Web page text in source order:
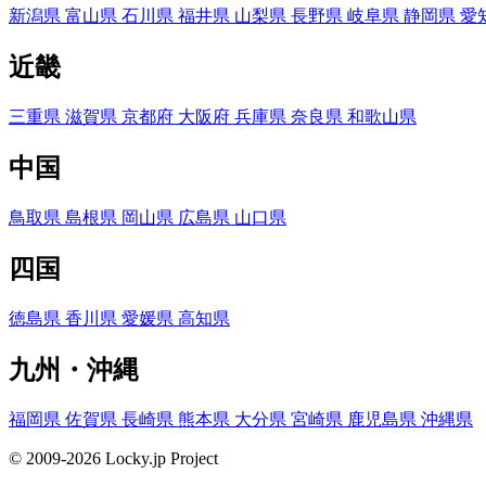
新潟県 富山県 石川県 福井県 山梨県 長野県 岐阜県 静岡県 愛
近畿
三重県 滋賀県 京都府 大阪府 兵庫県 奈良県 和歌山県
中国
鳥取県 島根県 岡山県 広島県 山口県
四国
徳島県 香川県 愛媛県 高知県
九州・沖縄
福岡県 佐賀県 長崎県 熊本県 大分県 宮崎県 鹿児島県 沖縄県
© 2009-2026 Locky.jp Project